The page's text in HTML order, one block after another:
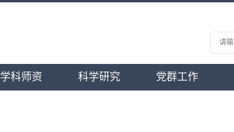
学科师资 科学研究 党群工作